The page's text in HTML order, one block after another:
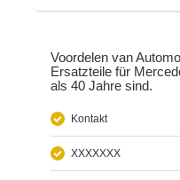
Voordelen van
Ersatzteile für
als 40 Jahre sind.
Kontakt
XXXXXXX